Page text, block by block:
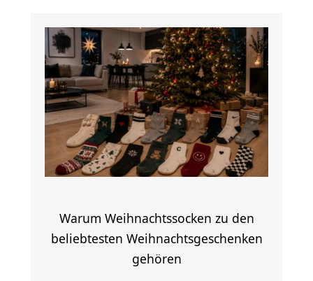
Warum Weihnachtssocken zu den
beliebtesten Weihnachtsgeschenken
gehören